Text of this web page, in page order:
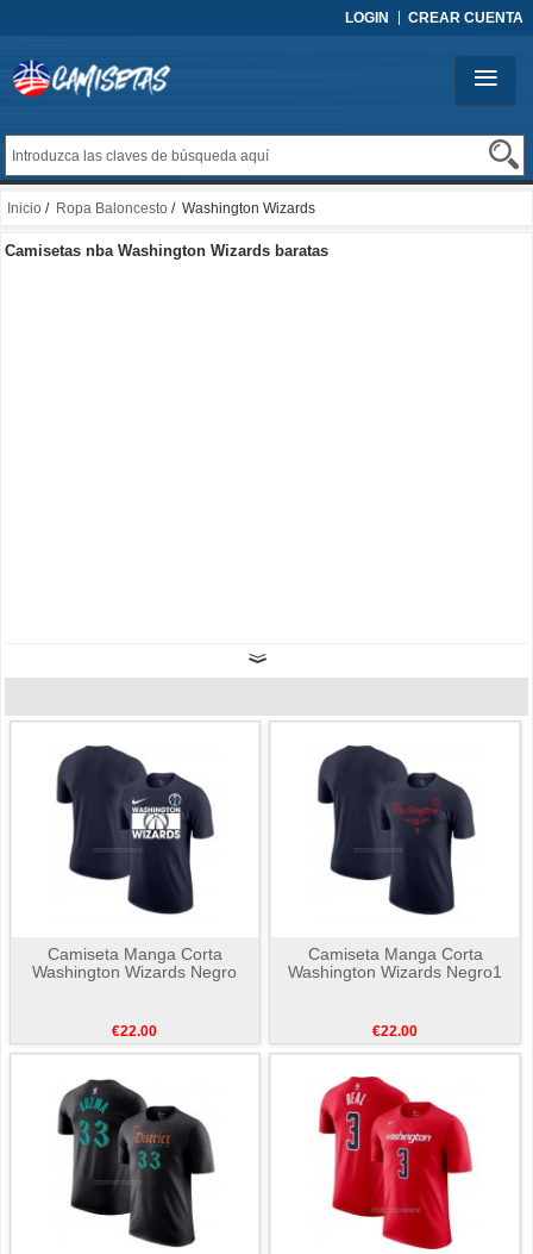
LOGIN CREAR CUENTA
Inicio / Ropa Baloncesto / Washington Wizards
Camisetas nba Washington Wizards baratas
Camiseta Manga Corta
Washington Wizards Negro
€22.00
Camiseta Manga Corta
Washington Wizards Negro1
€22.00